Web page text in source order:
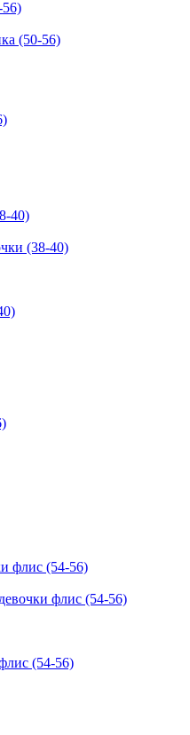
(50-56)
(38-40)
флис (54-56)
(54-56)